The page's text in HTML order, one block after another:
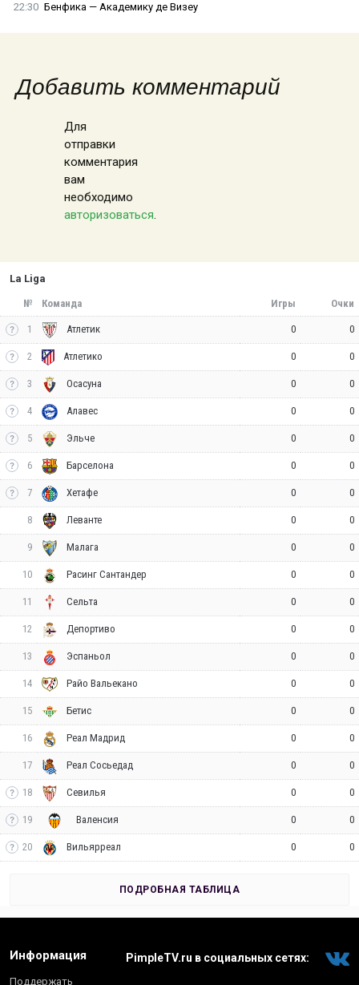
22:30 Бенфика — Академику де Визеу
Добавить комментарий
Для
отправки
комментария
вам
необходимо
авторизоваться.
La Liga
№ Команда Игры Очки
1 Атлетик 0 0
2 Атлетико 0 0
3 Осасуна 0 0
4 Алавес 0 0
5 Эльче 0 0
6 Барселона 0 0
7 Хетафе 0 0
8 Леванте 0 0
9 Малага 0 0
10 Расинг Сантандер 0 0
11 Сельта 0 0
12 Депортиво 0 0
13 Эспаньол 0 0
14 Райо Вальекано 0 0
15 Бетис 0 0
16 Реал Мадрид 0 0
17 Реал Сосьедад 0 0
18 Севилья 0 0
19 Валенсия 0 0
20 Вильярреал 0 0
ПОДРОБНАЯ ТАБЛИЦА
Информация
Поддержать
PimpleTV.ru в социальных сетях: